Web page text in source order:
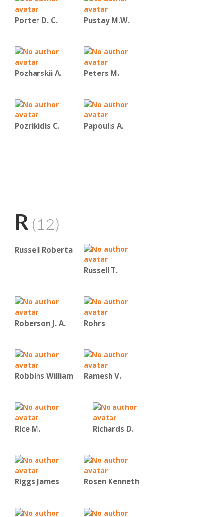
Porter D. C. Pustay M.W.
Pozharskii A. Peters M.
Pozrikidis C. Papoulis A.
R (12)
Russell Roberta
Russell T.
Roberson J. A. Rohrs
Robbins William Ramesh V.
Rice Μ. Richards D.
Riggs James Rosen Kenneth